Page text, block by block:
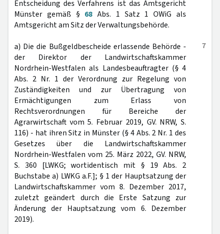
Entscheidung des Verfahrens ist das Amtsgericht
Münster gemäß § 68 Abs. 1 Satz 1 OWiG als
Amtsgericht am Sitz der Verwaltungsbehörde.
7
a) Die die Bußgeldbescheide erlassende Behörde -
der Direktor der Landwirtschaftskammer
Nordrhein-Westfalen als Landesbeauftragter (§ 4
Abs. 2 Nr. 1 der Verordnung zur Regelung von
Zuständigkeiten und zur Übertragung von
Ermächtigungen zum Erlass von
Rechtsverordnungen für Bereiche der
Agrarwirtschaft vom 5. Februar 2019, GV. NRW, S.
116) - hat ihren Sitz in Münster (§ 4 Abs. 2 Nr. 1 des
Gesetzes über die Landwirtschaftskammer
Nordrhein-Westfalen vom 25. März 2022, GV. NRW,
S. 360 [LWKG; wortidentisch mit § 19 Abs. 2
Buchstabe a) LWKG a.F.]; § 1 der Hauptsatzung der
Landwirtschaftskammer vom 8. Dezember 2017,
zuletzt geändert durch die Erste Satzung zur
Änderung der Hauptsatzung vom 6. Dezember
2019).